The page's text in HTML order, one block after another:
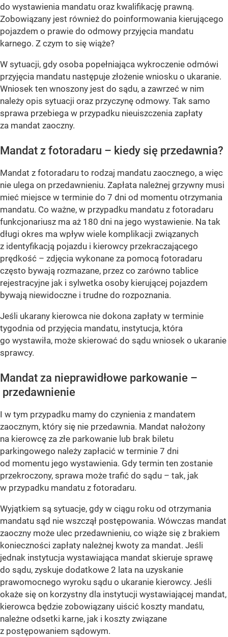
do wystawienia mandatu oraz kwalifikację prawną.
Zobowiązany jest również do poinformowania kierującego
pojazdem o prawie do odmowy przyjęcia mandatu
karnego. Z czym to się wiąże?
W sytuacji, gdy osoba popełniająca wykroczenie odmówi
przyjęcia mandatu następuje złożenie wniosku o ukaranie.
Wniosek ten wnoszony jest do sądu, a zawrzeć w nim
należy opis sytuacji oraz przyczynę odmowy. Tak samo
sprawa przebiega w przypadku nieuiszczenia zapłaty
za mandat zaoczny.
Mandat z fotoradaru – kiedy się przedawnia?
Mandat z fotoradaru to rodzaj mandatu zaocznego, a więc
nie ulega on przedawnieniu. Zapłata należnej grzywny musi
mieć miejsce w terminie do 7 dni od momentu otrzymania
mandatu. Co ważne, w przypadku mandatu z fotoradaru
funkcjonariusz ma aż 180 dni na jego wystawienie. Na tak
długi okres ma wpływ wiele komplikacji związanych
z identyfikacją pojazdu i kierowcy przekraczającego
prędkość – zdjęcia wykonane za pomocą fotoradaru
często bywają rozmazane, przez co zarówno tablice
rejestracyjne jak i sylwetka osoby kierującej pojazdem
bywają niewidoczne i trudne do rozpoznania.
Jeśli ukarany kierowca nie dokona zapłaty w terminie
tygodnia od przyjęcia mandatu, instytucja, która
go wystawiła, może skierować do sądu wniosek o ukaranie
sprawcy.
Mandat za nieprawidłowe parkowanie –
przedawnienie
I w tym przypadku mamy do czynienia z mandatem
zaocznym, który się nie przedawnia. Mandat nałożony
na kierowcę za złe parkowanie lub brak biletu
parkingowego należy zapłacić w terminie 7 dni
od momentu jego wystawienia. Gdy termin ten zostanie
przekroczony, sprawa może trafić do sądu – tak, jak
w przypadku mandatu z fotoradaru.
Wyjątkiem są sytuacje, gdy w ciągu roku od otrzymania
mandatu sąd nie wszczął postępowania. Wówczas mandat
zaoczny może ulec przedawnieniu, co wiąże się z brakiem
konieczności zapłaty należnej kwoty za mandat. Jeśli
jednak instytucja wystawiająca mandat skieruje sprawę
do sądu, zyskuje dodatkowe 2 lata na uzyskanie
prawomocnego wyroku sądu o ukaranie kierowcy. Jeśli
okaże się on korzystny dla instytucji wystawiającej mandat,
kierowca będzie zobowiązany uiścić koszty mandatu,
należne odsetki karne, jak i koszty związane
z postępowaniem sądowym.